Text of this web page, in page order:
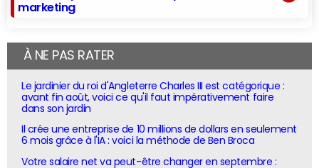
marketing
À NE PAS RATER
Le jardinier du roi d'Angleterre Charles III est catégorique :
avant fin août, voici ce qu'il faut impérativement faire
dans son jardin
Il crée une entreprise de 10 millions de dollars en seulement
6 mois grâce à l'IA : voici la méthode de Ben Broca
Votre salaire net va peut-être changer en septembre :